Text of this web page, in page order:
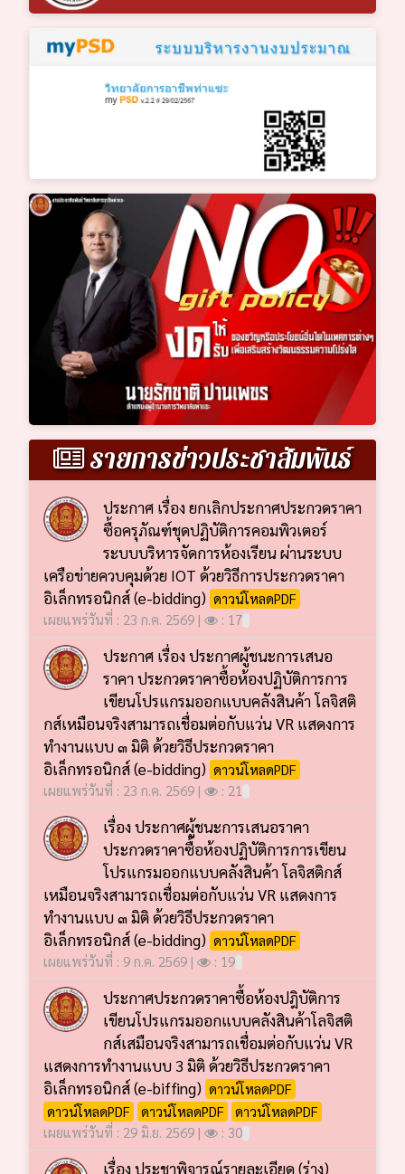
รายการข่าวประชาสัมพันธ์
ประกาศ เรื่อง ยกเลิกประกาศประกวดราคา
ซื้อครุภัณฑ์ชุดปฏิบัติการคอมพิวเตอร์
ระบบบริหารจัดการห้องเรียน ผ่านระบบ
เครือข่ายควบคุมด้วย IOT ด้วยวิธีการประกวดราคา
อิเล็กทรอนิกส์ (e-bidding) ดาวน์โหลดPDF
เผยแพร่วันที่ : 23 ก.ค. 2569 |
: 17
ประกาศ เรื่อง ประกาศผู้ชนะการเสนอ
ราคา ประกวดราคาซื้อห้องปฏิบัติการการ
เขียนโปรแกรมออกแบบคลังสินค้า โลจิสติ
กส์เหมือนจริงสามารถเชื่อมต่อกับแว่น VR แสดงการ
ทำงานแบบ ๓ มิติ ด้วยวิธีประกวดราคา
อิเล็กทรอนิกส์ (e-bidding) ดาวน์โหลดPDF
เผยแพร่วันที่ : 23 ก.ค. 2569 |
: 21
เรื่อง ประกาศผู้ชนะการเสนอราคา
ประกวดราคาซื้อห้องปฏิบัติการการเขียน
โปรแกรมออกแบบคลังสินค้า โลจิสติกส์
เหมือนจริงสามารถเชื่อมต่อกับแว่น VR แสดงการ
ทำงานแบบ ๓ มิติ ด้วยวิธีประกวดราคา
อิเล็กทรอนิกส์ (e-bidding) ดาวน์โหลดPDF
เผยแพร่วันที่ : 9 ก.ค. 2569 |
: 19
ประกาศประกวดราคาซื้อห้องปฎิบัติการ
เขียนโปรแกรมออกแบบคลังสินค้าโลจิสติ
กส์เสมือนจริงสามารถเชื่อมต่อกับแว่น VR
แสดงการทำงานแบบ 3 มิติ ด้วยวิธีประกวดราคา
อิเล็กทรอนิกส์ (e-biffing) ดาวน์โหลดPDF
ดาวน์โหลดPDF
ดาวน์โหลดPDF
ดาวน์โหลดPDF
เผยแพร่วันที่ : 29 มิ.ย. 2569 |
: 30
เรื่อง ประชาพิจารณ์รายละเอียด (ร่าง)